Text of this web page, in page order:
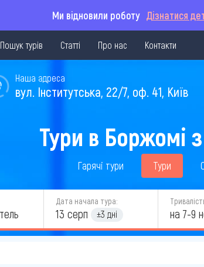
Ми відновили роботу Дізнатися
Пошук турів Статті Про нас Контакти
Наша адреса
вул. Інститутська, 22/7, оф. 41, Київ
Тури в Боржомі
Гарячі тури Тури
Дата начала тура:
13 серп ±3 дні на 7-9